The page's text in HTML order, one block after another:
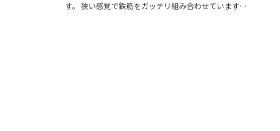
す。 狭い感覚で鉄筋をガッチリ組み合わせています。